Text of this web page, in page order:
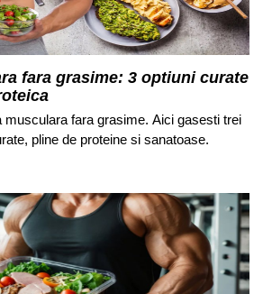
fara grasime: 3 optiuni curate
fara grasime. Aici gasesti trei
pline de proteine si sanatoase.